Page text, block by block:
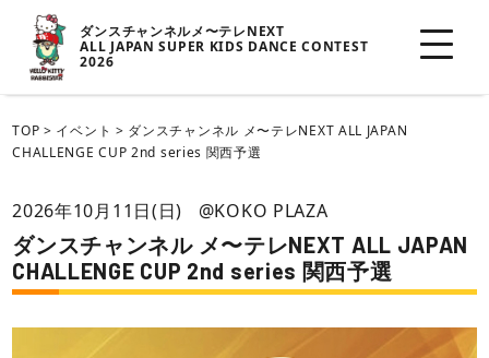
ダンスチャンネルメ〜テレNEXT
ALL JAPAN SUPER KIDS DANCE CONTEST
2026
TOP > イベント > ダンスチャンネル メ〜テレNEXT ALL JAPAN
CHALLENGE CUP 2nd series 関西予選
2026年10月11日(日) @KOKO PLAZA
ダンスチャンネル メ〜テレNEXT ALL JAPAN
CHALLENGE CUP 2nd series 関西予選